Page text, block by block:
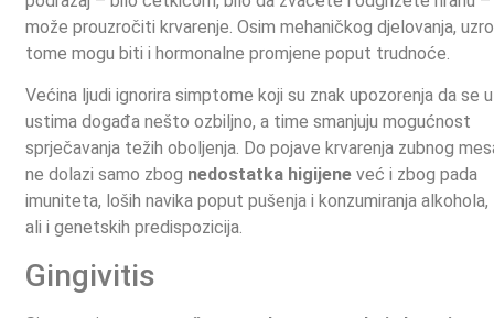
može prouzročiti krvarenje. Osim mehaničkog djelovanja,
tome mogu biti i hormonalne promjene poput trudnoće.
Većina ljudi ignorira simptome koji su znak upozorenja da se u
ustima događa nešto ozbiljno, a time smanjuju mogućnost
sprječavanja težih oboljenja. Do pojave krvarenja zubnog
ne dolazi samo zbog nedostatka higijene već i zbog pada
imuniteta, loših navika poput pušenja i konzumiranja alkohola,
ali i genetskih predispozicija.
Gingivitis